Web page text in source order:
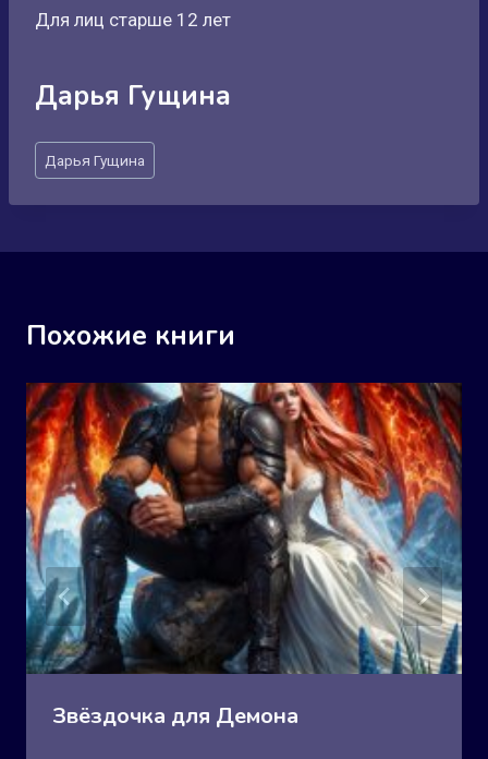
Для лиц старше 12 лет
Дарья Гущина
Метки
записи:
Дарья Гущина
Похожие книги
Звёздочка для Демона